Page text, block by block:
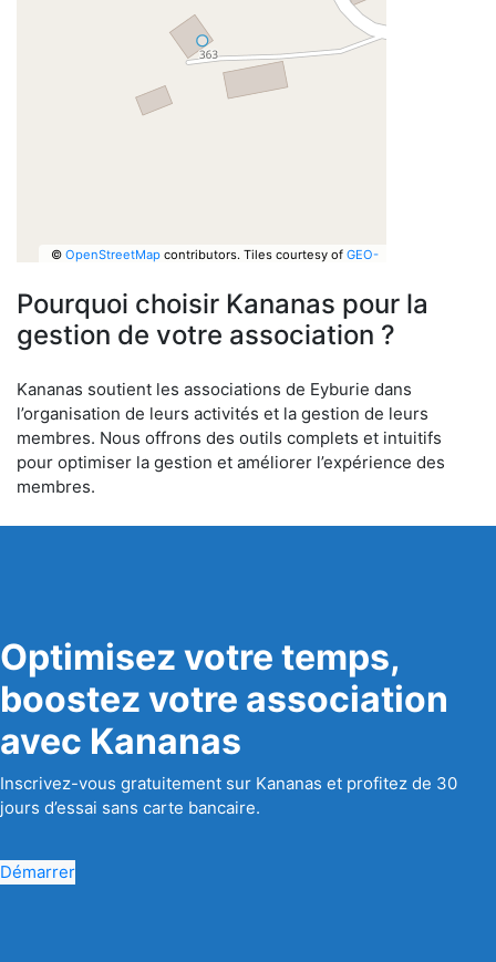
© OpenStreetMapcontributors. Tiles courtesy of GEO-
Pourquoi choisir Kananas pour la
gestion de votre association ?
Kananas soutient les associations de Eyburie dans
l’organisation de leurs activités et la gestion de leurs
membres. Nous offrons des outils complets et intuitifs
pour optimiser la gestion et améliorer l’expérience des
membres.
Optimisez votre temps,
boostez votre association
avec Kananas
Inscrivez-vous gratuitement sur Kananas et profitez de 30
jours d’essai sans carte bancaire.
Démarrer